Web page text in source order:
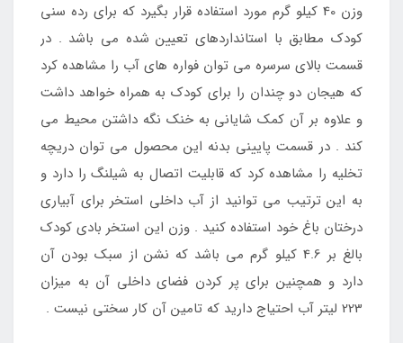
وزن 40 کیلو گرم مورد استفاده قرار بگیرد که برای رده سنی
کودک مطابق با استانداردهای تعیین شده می باشد . در
قسمت بالای سرسره می توان فواره های آب را مشاهده کرد
که هیجان دو چندان را برای کودک به همراه خواهد داشت
و علاوه بر آن کمک شایانی به خنک نگه داشتن محیط می
کند . در قسمت پایینی بدنه این محصول می توان دریچه
تخلیه را مشاهده کرد که قابلیت اتصال به شیلنگ را دارد و
به این ترتیب می توانید از آب داخلی استخر برای آبیاری
درختان باغ خود استفاده کنید . وزن این استخر بادی کودک
بالغ بر 4.6 کیلو گرم می باشد که نشن از سبک بودن آن
دارد و همچنین برای پر کردن فضای داخلی آن به میزان
223 لیتر آب احتیاج دارید که تامین آن کار سختی نیست .